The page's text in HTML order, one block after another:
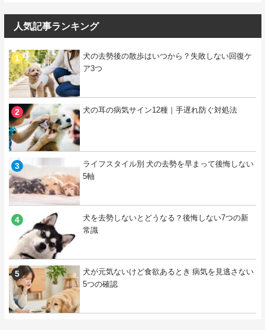
人気記事ランキング
犬の去勢後の散歩はいつから？失敗しない回復ケ
ア3つ
犬の耳の病気サイン12種｜手遅れ防ぐ対処法
ライフスタイル別 犬の去勢を早まって後悔しない
5軸
犬を去勢しないとどうなる？後悔しない7つの新
常識
犬が元気ないけど食欲あるとき 病気を見逃さない
5つの確認